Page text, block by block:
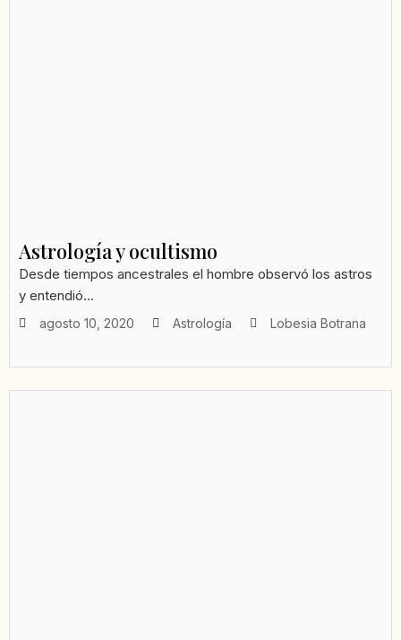
Astrología y ocultismo
Desde tiempos ancestrales el hombre observó los astros
y entendió...
agosto 10, 2020 Astrología Lobesia Botrana